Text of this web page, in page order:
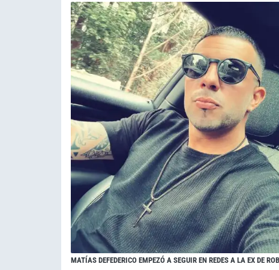
MATÍAS DEFEDERICO EMPEZÓ A SEGUIR EN REDES A LA EX DE